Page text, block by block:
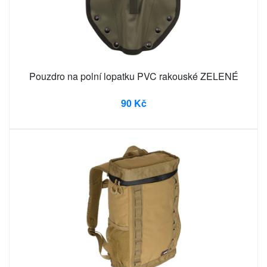
Pouzdro na polní lopatku PVC rakouské ZELENÉ
90 Kč